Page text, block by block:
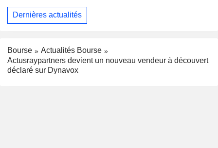
Dernières actualités
Bourse
Actualités Bourse
Actusraypartners devient un nouveau vendeur à découvert
déclaré sur Dynavox